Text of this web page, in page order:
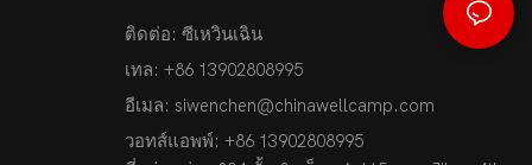
ติดต่อ: ซีเหวินเฉิน
เทล: +86 13902808995
อีเมล: siwenchen@chinawellcamp.com
วอทส์แอพพ์: +86 13902808995